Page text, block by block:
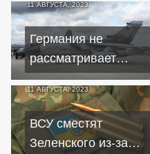
11 АВГУСТА, 2023
Германия не
рассматривает
поставку Украине
ракет Taurus – Bild
11 АВГУСТА, 2023
ВСУ сместят
Зеленского из-за